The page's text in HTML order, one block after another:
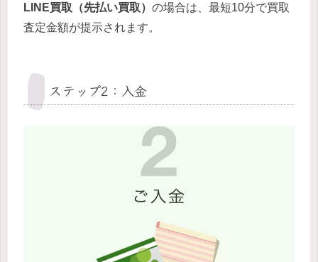
LINE買取（先払い買取） の場合は、最短10分で買取
査定金額が提示されます。
ステップ2：入金